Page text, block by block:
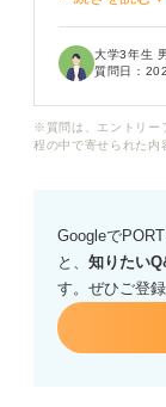
験のときもス
ほうが良いで
の方の意見を
さんは、どの
大学3年生
質問日：
※質問は、エントリー
程の中で寄せられた内
Googleで
と、 知りたい
す。ぜひご登録